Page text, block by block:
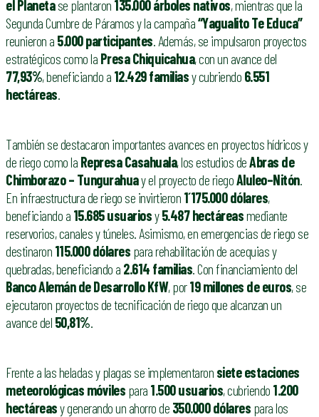
el Planetase plantaron 135.000 árboles nativos, mientras que la
Segunda Cumbre de Páramos y la campaña“Yagualito Te Educa”
reunieron a 5.000 participantes. Además, se impulsaron proyectos
estratégicos como la Presa Chiquicahua, con un avance del
77,93%, beneficiando a 12.429 familiasy cubriendo 6.551
hectáreas.
También se destacaron importantes avances en proyectos hídricos y
de riego como la Represa Casahuala, los estudios deAbras de
Chimborazo – Tungurahuay el proyecto de riegoAluleo–Nitón.
En infraestructura de riego se invirtieron 1´175.000 dólares,
beneficiando a 15.685 usuariosy5.487 hectáreasmediante
reservorios, canales y túneles. Asimismo, en emergencias de riego se
destinaron 115.000 dólares para rehabilitación de acequias y
quebradas, beneficiando a 2.614 familias. Con financiamiento del
Banco Alemán de Desarrollo KfW, por19 millones de euros, se
ejecutaron proyectos de tecnificación de riego que alcanzan un
avance del 50,81%.
Frente a las heladas y plagas se implementaron siete estaciones
meteorológicas móviles para 1.500 usuarios, cubriendo 1.200
hectáreasy generando un ahorro de 350.000 dólares para los